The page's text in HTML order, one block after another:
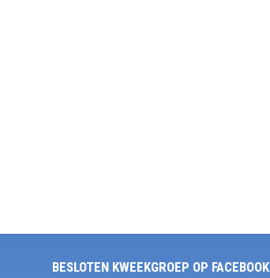
BESLOTEN KWEEKGROEP OP FACEBOOK